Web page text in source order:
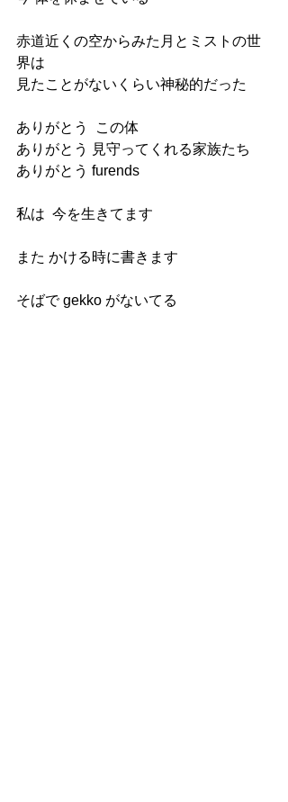
赤道近くの空からみた月とミストの世
界は
見たことがないくらい神秘的だった
ありがとう  この体
ありがとう 見守ってくれる家族たち
ありがとう furends
私は  今を生きてます
また かける時に書きます
そばで gekko がないてる